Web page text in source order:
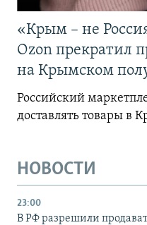
«Крым – не
Ozon прекратил
на Крымском
Российский
доставлять товары в
НОВОСТИ
23:00
В РФ разрешили